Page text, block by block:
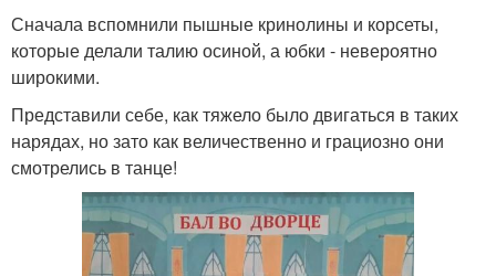
Сначала вспомнили пышные кринолины и корсеты,
которые делали талию осиной, а юбки - невероятно
широкими.
Представили себе, как тяжело было двигаться в таких
нарядах, но зато как величественно и грациозно они
смотрелись в танце!